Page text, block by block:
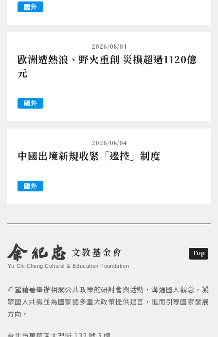
國外
2026/08/04
歐洲遭熱浪、野火重創 災損超過1120億
元
國外
2026/08/04
中國出境新規收緊「邊控」制度
國外
文教基金會
Yu Chi-Chung Cultural & Education Foundation
希望藉著舉辦相關公共政策的研討會與活動，溝通國人觀念，凝
聚國人共識並為國家諸多重大政策提供建言，進而引導國家發展
方向。
Top